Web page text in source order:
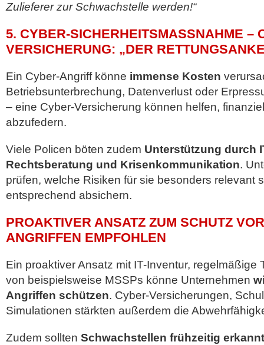
Zulieferer zur Schwachstelle werden!“
5. CYBER-SICHERHEITSMASSNAHME –
ERSICHERUNG: „DER
Ein Cyber-Angriff könne immense Kosten
Betriebsunterbrechung, Datenverlust oder
– eine Cyber-Versicherung können helfen,
abzufedern.
Viele Policen böten zudem Unterstützung durch
Rechtsberatung und Krisenkommunikation.
prüfen, welche Risiken für sie besonders relevant
entsprechend absichern.
PROAKTIVER ANSATZ ZUM SCHUTZ
ANGRIFFEN EMPFOHLEN
Ein proaktiver Ansatz mit IT-Inventur, regelmäßige
von beispielsweise MSSPs könne Unternehmen
Angriffen schützen. Cyber-Versicherungen,
Simulationen stärkten außerdem die
Zudem sollten Schwachstellen frühzeitig